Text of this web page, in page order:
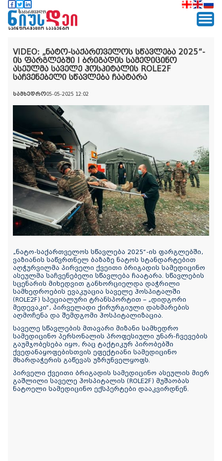
VIDEO: „ნატო-საქართველოს სწავლება 2025“-
ის ფარგლებში I ბრიგადის სამედიცინო
ასეულმა საველე ჰოსპიტალის ROLE2F
საჩვენებელი სწავლება ჩაატარა
სამხედრო05-05-2025 12:02
„ნატო-საქართველოს სწავლება 2025“-ის ფარგლებში,
ვაზიანის საწვრთნელ ბაზაზე ნატოს სტანდარტებით
აღჭურვილმა პირველი ქვეითი ბრიგადის სამედიცინო
ასეულმა საჩვენებელი სწავლება ჩაატარა. სწავლების
სცენარის მიხედვით განხორციელდა დაჭრილი
სამხედროების ევაკუაცია საველე ჰოსპიტალში
(ROLE2F) სპეციალური ტრანსპორტით – „დიდგორი
მედევაკი“, პირველადი ქირურგიული დახმარების
აღმოჩენა და შემდგომი ჰოსპიტალიზაცია.
საველე სწავლების მთავარი მიზანი სამხედრო
სამედიცინო პერსონალის პროფესიული უნარ-ჩვევების
გაუმჯობესება იყო, რაც ტაქტიკურ პირობებში
ქვედანაყოფებისთვის ეფექტიანი სამედიცინო
მხარდაჭერის გაწევას უზრუნველყოფს.
პირველი ქვეითი ბრიგადის სამედიცინო ასეულის მიერ
გაშლილი საველე ჰოსპიტალის (ROLE2F) მუშაობას
ნატოელი სამედიცინო ექსპერტები დააკვირდნენ.